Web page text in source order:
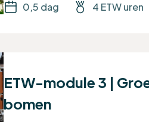
0,5 dag 4 ETW uren
ETW-module 3 |
bomen